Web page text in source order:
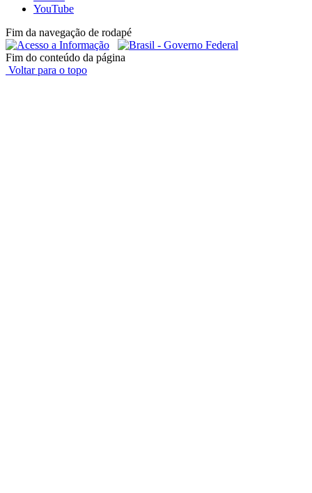
YouTube
Fim da navegação de rodapé
Fim do conteúdo da página
Voltar para o topo